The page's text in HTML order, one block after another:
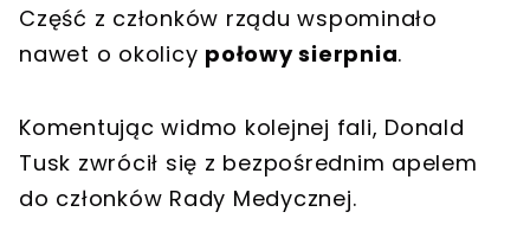
Część z członków rządu wspominało
nawet o okolicy połowy sierpnia.
Komentując widmo kolejnej fali, Donald
Tusk zwrócił się z bezpośrednim apelem
do członków Rady Medycznej.